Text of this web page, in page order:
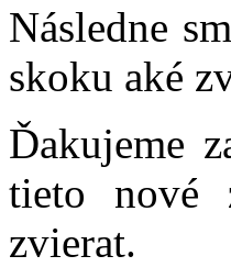
Následne
skoku aké
Ďakujeme
tieto nové
zvierat.